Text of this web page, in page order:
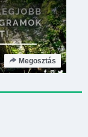
Megosztás